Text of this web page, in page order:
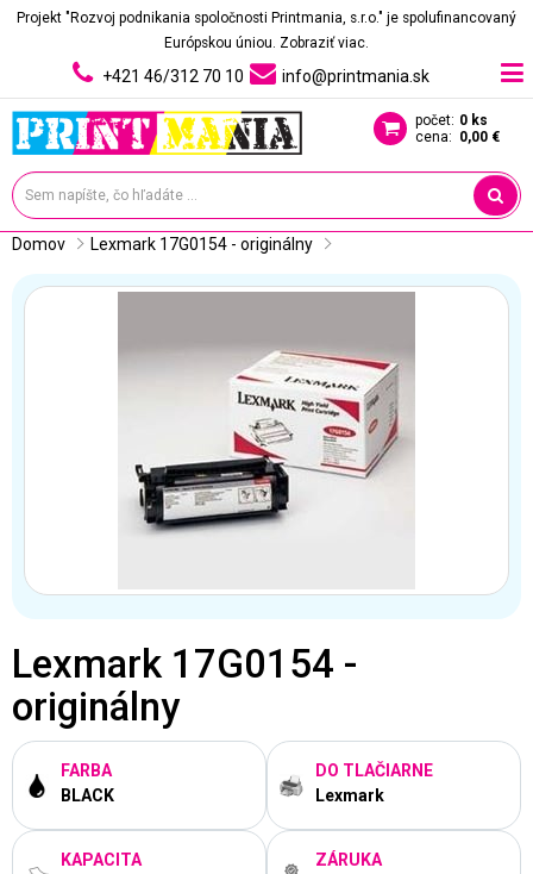
Projekt "Rozvoj podnikania spoločnosti Printmania, s.r.o." je spolufinancovaný
Európskou úniou. Zobraziť viac.
+421 46/312 70 10 info@printmania.sk
počet: 0 ks
cena: 0,00 €
Domov Lexmark 17G0154 - originálny
Lexmark 17G0154 -
originálny
FARBA
BLACK
DO TLAČIARNE
Lexmark
KAPACITA
ZÁRUKA